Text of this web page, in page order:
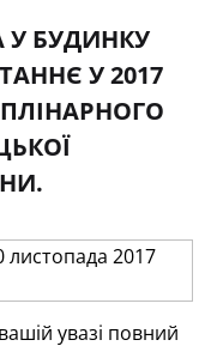
У БУДИНКУ
У 2017
увазі повний